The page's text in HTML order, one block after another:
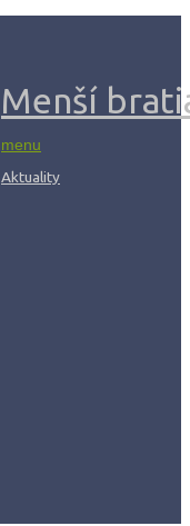
Menší
menu
Aktuality